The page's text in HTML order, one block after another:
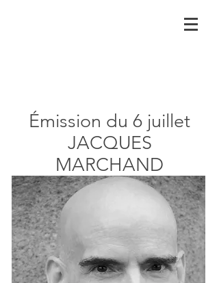
Émission du 6 juillet
JACQUES
MARCHAND